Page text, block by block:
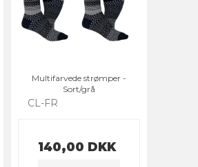
Multifarvede strømper -
Sort/grå
CL-FR
140,00 DKK